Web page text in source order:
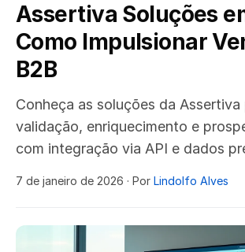
Assertiva Soluções
Como Impulsionar
B2B
Conheça as soluções da Assertiva
validação, enriquecimento e
com integração via API e dados
7 de janeiro de 2026 · Por Lindolfo Alves